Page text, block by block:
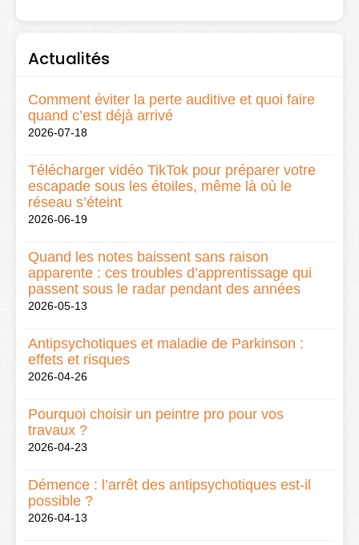
Actualités
Comment éviter la perte auditive et quoi faire
quand c’est déjà arrivé
2026-07-18
Télécharger vidéo TikTok pour préparer votre
escapade sous les étoiles, même là où le
réseau s’éteint
2026-06-19
Quand les notes baissent sans raison
apparente : ces troubles d’apprentissage qui
passent sous le radar pendant des années
2026-05-13
Antipsychotiques et maladie de Parkinson :
effets et risques
2026-04-26
Pourquoi choisir un peintre pro pour vos
travaux ?
2026-04-23
Démence : l’arrêt des antipsychotiques est-il
possible ?
2026-04-13